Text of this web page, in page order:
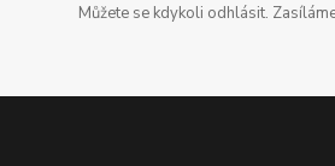
Můžete se kdykoli odhlásit.